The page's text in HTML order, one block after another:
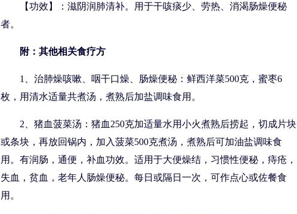
【功效】：滋阴润肺清补。用于干咳痰少、劳热、消渴肠燥便秘
者。
附：其他相关食疗方
1、治肺燥咳嗽、咽干口燥、肠燥便秘：鲜西洋菜500克，蜜枣6
枚，用清水适量共煮汤，煮熟后加盐调味食用。
2、猪血菠菜汤：猪血250克加适量水用小火煮熟后捞起，切成片块
或条块，再放回锅内，加入菠菜500克煮汤，煮熟后可加油盐调味食
用。有润肠，通便，补血功效。适用于大便燥结，习惯性便秘，痔疮，
失血，贫血，老年人肠燥便秘。每日或隔日一次，可作点心或佐餐食
用。